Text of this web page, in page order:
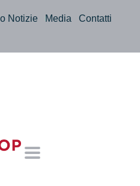
Notizie Media Contatti